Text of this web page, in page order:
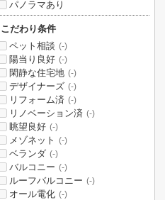
パノラマあり
こだわり条件
ペット相談 (-)
陽当り良好 (-)
閑静な住宅地 (-)
デザイナーズ (-)
リフォーム済 (-)
リノベーション済 (-)
眺望良好 (-)
メゾネット (-)
ベランダ (-)
バルコニー (-)
ルーフバルコニー (-)
オール電化 (-)